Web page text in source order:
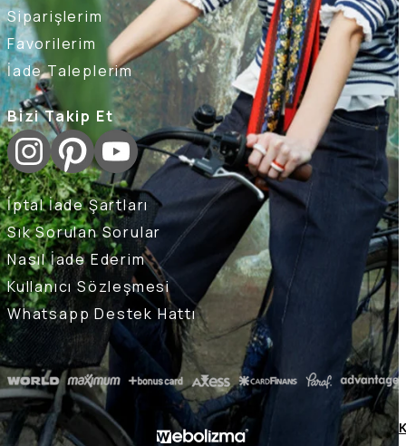
Siparişlerim
Favorilerim
İade Taleplerim
Bizi Takip Et
İptal İade Şartları
Sık Sorulan Sorular
Nasıl İade Ederim
Kullanıcı Sözleşmesi
Whatsapp Destek Hattı